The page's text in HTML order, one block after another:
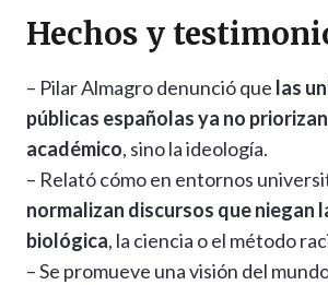
Hechos y
– Pilar Almagro denunció que las
públicas españolas ya no
académico, sino la ideología.
– Relató cómo en entornos
normalizan discursos que niegan
biológica, la ciencia o el método
– Se promueve una visión del